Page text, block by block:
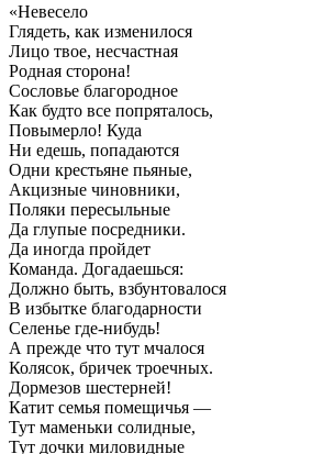
«Невесело
Глядеть, как изменилося
Лицо твое, несчастная
Родная сторона!
Сословье благородное
Как будто все попряталось,
Повымерло! Куда
Ни едешь, попадаются
Одни крестьяне пьяные,
Акцизные чиновники,
Поляки пересыльные
Да глупые посредники.
Да иногда пройдет
Команда. Догадаешься:
Должно быть, взбунтовалося
В избытке благодарности
Селенье где-нибудь!
А прежде что тут мчалося
Колясок, бричек троечных.
Дормезов шестерней!
Катит семья помещичья —
Тут маменьки солидные,
Тут дочки миловидные